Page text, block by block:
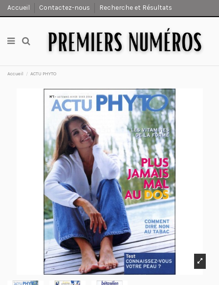
Accueil Contactez-nous Recherche et Résultats
Accueil ACTU PHYTO